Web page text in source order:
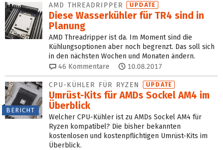
AMD THREADRIPPER UPDATE
Diese Wasserkühler für TR4 sind in
Planung
AMD Threadripper ist da. Im Moment sind die
Kühlungsoptionen aber noch begrenzt. Das soll sich
in den nächsten Wochen und Monaten ändern.
46 Kommentare 10.08.2017
BERICHT
CPU-KÜHLER FÜR RYZEN UPDATE
Umrüst-Kits für AMDs Sockel AM4 im
Überblick
Welcher CPU-Kühler ist zu AMDs Sockel AM4 für
Ryzen kompatibel? Die bisher bekannten
kostenlosen und kostenpflichtigen Umrüst-Kits im
Überblick.